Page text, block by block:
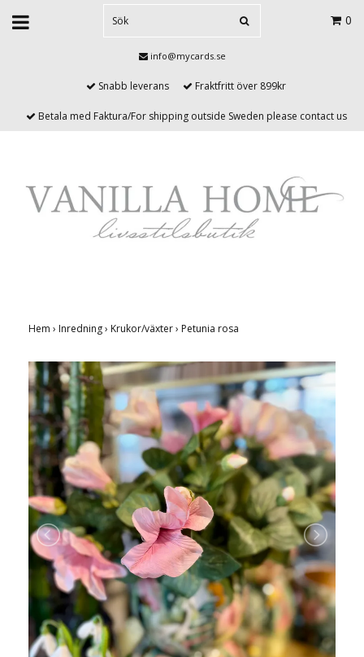
0
info@mycards.se
Snabb leverans Fraktfritt över 899kr
Betala med Faktura/For shipping outside Sweden please contact us
Hem › Inredning› Krukor/växter› Petunia rosa